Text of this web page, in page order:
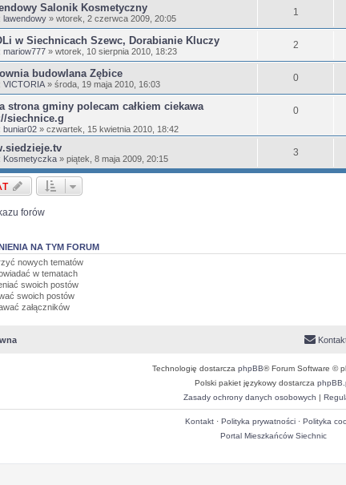
Salonik Kosmetyczny
lawendowy » wtorek, 2 czerwca 2009, 20:05
1
w Siechnicach Szewc, Dorabianie Kluczy
mariow777 » wtorek, 10 sierpnia 2010, 18:23
2
budowlana Zębice
VICTORIA » środa, 19 maja 2010, 16:03
0
strona gminy polecam całkiem ciekawa
siechnice.g
buniar02 » czwartek, 15 kwietnia 2010, 18:42
0
Kosmetyczka » piątek, 8 maja 2009, 20:15
3
forów
NA TYM FORUM
nowych tematów
w tematach
swoich postów
swoich postów
załączników
Technologię dostarcza phpBB® Forum Software ©
Polski pakiet językowy dostarcza
Zasady ochrony danych osobowych |
Kontakt· Polityka prywatności· Polityka
Portal Mieszkańców Siechnic